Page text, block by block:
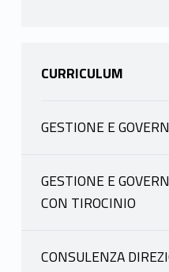
CURRICULUM
GESTIONE E
FORLINI
GESTIONE E
CON TIROCINIO
CONSULENZA